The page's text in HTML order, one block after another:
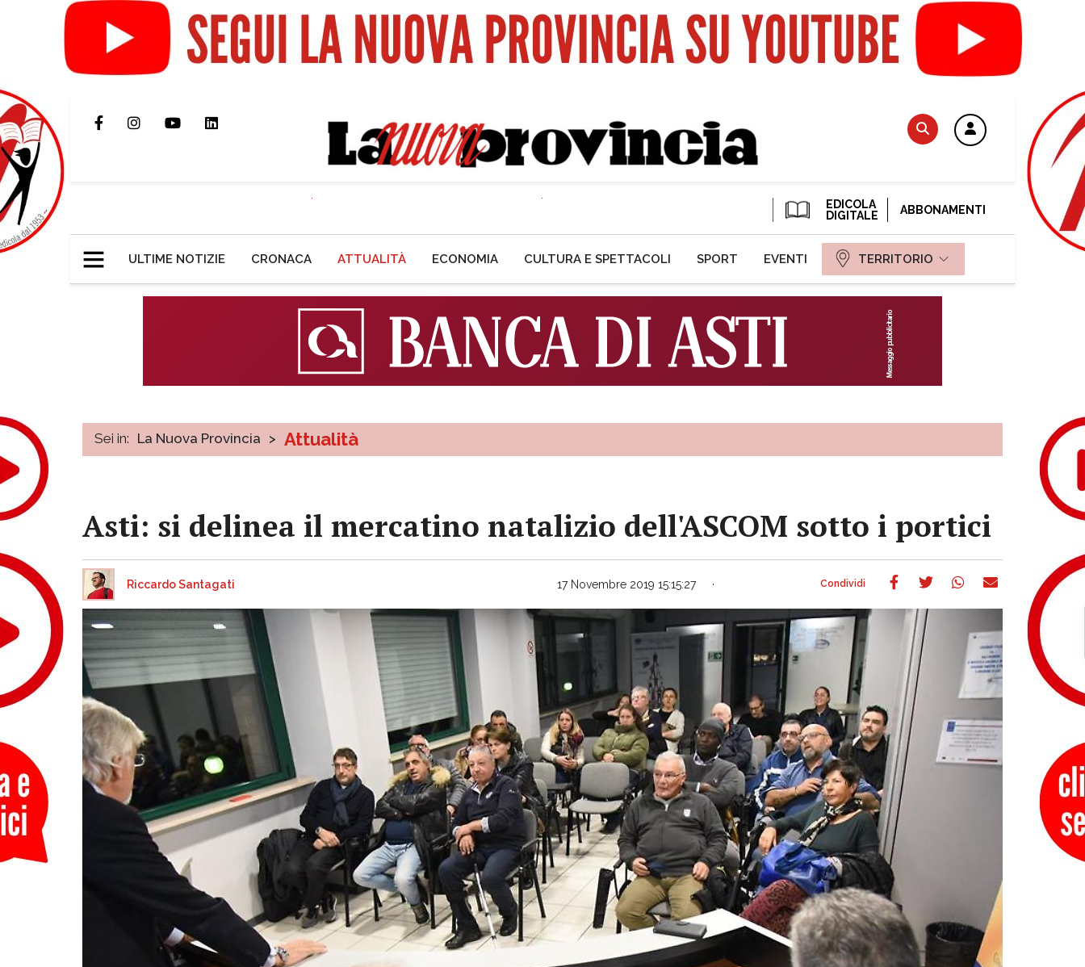
EDICOLA
DIGITALE
ABBONAMENTI
ULTIME NOTIZIE CRONACA ATTUALITÀ ECONOMIA CULTURA E SPETTACOLI SPORT EVENTI TERRITORIO
Sei in: La Nuova Provincia > Attualità
Asti: si delinea il mercatino natalizio dell'ASCOM sotto i portici
Riccardo Santagati 17 Novembre 2019 15:15:27